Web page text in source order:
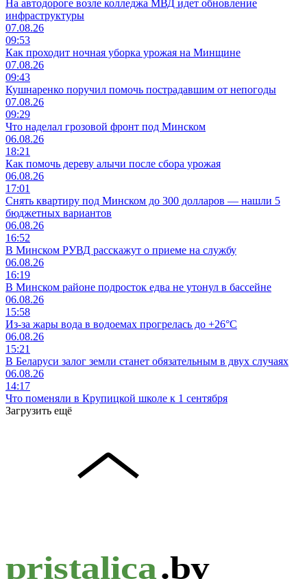
На автодороге возле колледжа МВД идет обновление
инфраструктуры
07.08.26
09:53
Как проходит ночная уборка урожая на Минщине
07.08.26
09:43
Кушнаренко поручил помочь пострадавшим от непогоды
07.08.26
09:29
Что наделал грозовой фронт под Минском
06.08.26
18:21
Как помочь дереву алычи после сбора урожая
06.08.26
17:01
Снять квартиру под Минском до 300 долларов — нашли 5
бюджетных вариантов
06.08.26
16:52
В Минском РУВД расскажут о приеме на службу
06.08.26
16:19
В Минском районе подросток едва не утонул в бассейне
06.08.26
15:58
Из-за жары вода в водоемах прогрелась до +26°C
06.08.26
15:21
В Беларуси залог земли станет обязательным в двух случаях
06.08.26
14:17
Что поменяли в Крупицкой школе к 1 сентября
Загрузить ещё